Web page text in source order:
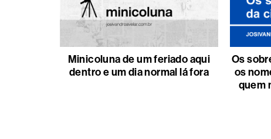
Minicoluna de um feriado aqui
dentro e um dia normal lá fora
Os
os
quem